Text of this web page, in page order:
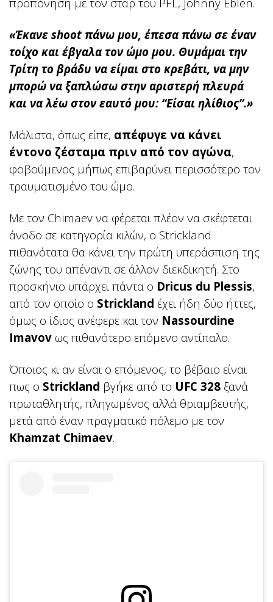
«Έκανε shoot πάνω μου, έπεσα πάνω σε έναν
τοίχο και έβγαλα τον ώμο μου. Θυμάμαι την
Τρίτη το βράδυ να είμαι στο κρεβάτι, να μην
μπορώ να ξαπλώσω στην αριστερή πλευρά
και να λέω στον εαυτό μου: “Είσαι ηλίθιος”.»
Μάλιστα, όπως είπε, απέφυγε να κάνει
έντονο ζέσταμα πριν από τον αγώνα,
φοβούμενος μήπως επιβαρύνει περισσότερο τον
τραυματισμένο του ώμο.
Με τον Chimaev να φέρεται πλέον να σκέφτεται
άνοδο σε κατηγορία κιλών, ο Strickland
πιθανότατα θα κάνει την πρώτη υπεράσπιση της
ζώνης του απέναντι σε άλλον διεκδικητή. Στο
προσκήνιο υπάρχει πάντα ο Dricus du Plessis,
από τον οποίο ο Strickland έχει ήδη δύο ήττες,
όμως ο ίδιος ανέφερε και τον Nassourdine
Imavov ως πιθανότερο επόμενο αντίπαλο.
Όποιος κι αν είναι ο επόμενος, το βέβαιο είναι
πως ο Strickland βγήκε από το UFC 328 ξανά
πρωταθλητής, πληγωμένος αλλά θριαμβευτής,
μετά από έναν πραγματικό πόλεμο με τον
Khamzat Chimaev.